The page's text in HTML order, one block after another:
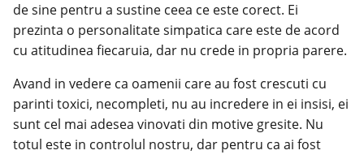
de sine pentru a sustine ceea ce este corect. Ei
prezinta o personalitate simpatica care este de acord
cu atitudinea fiecaruia, dar nu crede in propria parere.
Avand in vedere ca oamenii care au fost crescuti cu
parinti toxici, necompleti, nu au incredere in ei insisi, ei
sunt cel mai adesea vinovati din motive gresite. Nu
totul este in controlul nostru, dar pentru ca ai fost